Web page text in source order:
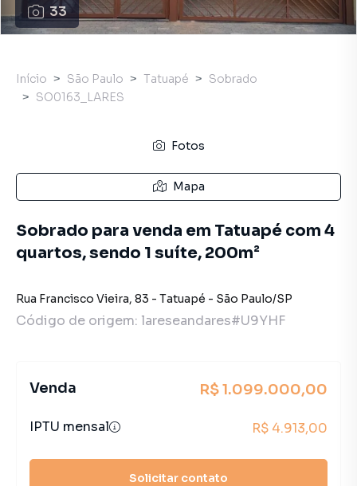
33
Início São Paulo Tatuapé
Sobrado
SO0163_LARES
Fotos
Mapa
Sobrado para venda em Tatuapé com 4
quartos, sendo 1 suíte, 200m²
Rua Francisco Vieira, 83 - Tatuapé - São Paulo/SP
Código de origem: lareseandares#U9YHF
Venda R$ 1.099.000,00
IPTU mensal R$ 4.913,00
Solicitar contato